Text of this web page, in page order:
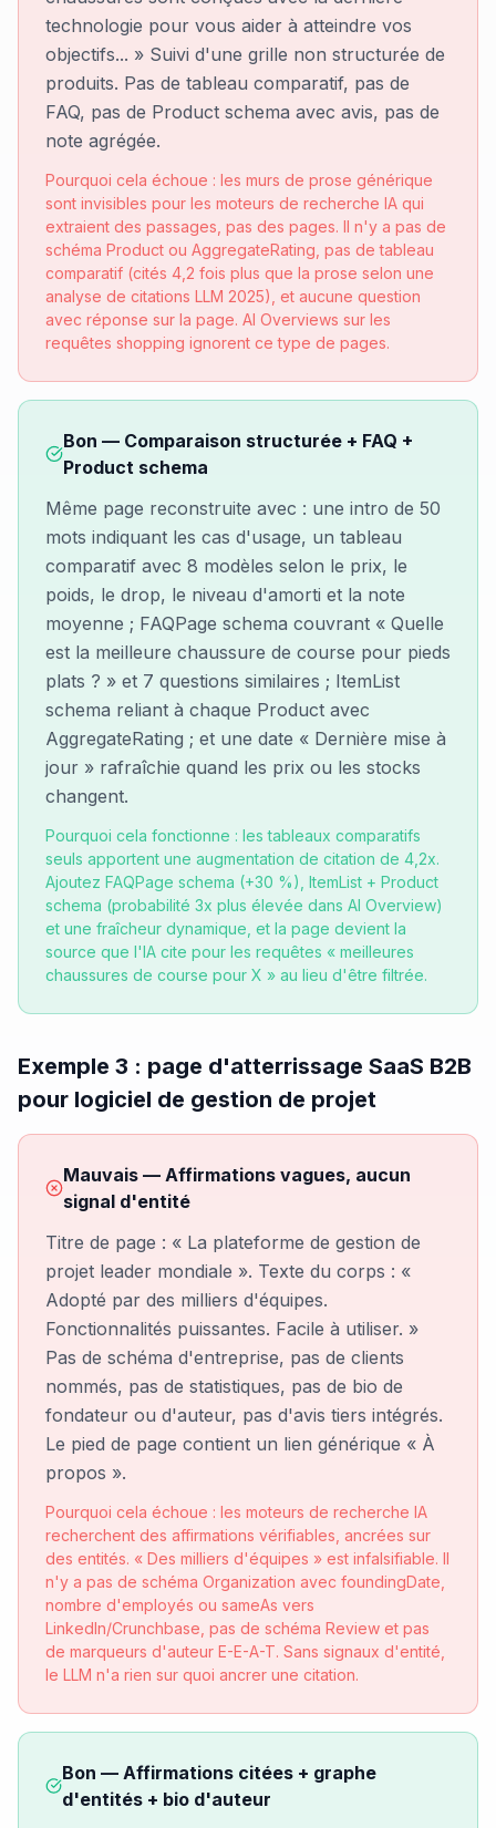
technologie pour vous aider à atteindre vos
objectifs... » Suivi d'une grille non structurée de
produits. Pas de tableau comparatif, pas de
FAQ, pas de Product schema avec avis, pas de
note agrégée.
Pourquoi cela échoue : les murs de prose générique
sont invisibles pour les moteurs de recherche IA qui
extraient des passages, pas des pages. Il n'y a pas de
schéma Product ou AggregateRating, pas de tableau
comparatif (cités 4,2 fois plus que la prose selon une
analyse de citations LLM 2025), et aucune question
avec réponse sur la page. AI Overviews sur les
requêtes shopping ignorent ce type de pages.
Bon — Comparaison structurée + FAQ +
Product schema
Même page reconstruite avec : une intro de 50
mots indiquant les cas d'usage, un tableau
comparatif avec 8 modèles selon le prix, le
poids, le drop, le niveau d'amorti et la note
moyenne ; FAQPage schema couvrant « Quelle
est la meilleure chaussure de course pour pieds
plats ? » et 7 questions similaires ; ItemList
schema reliant à chaque Product avec
AggregateRating ; et une date « Dernière mise à
jour » rafraîchie quand les prix ou les stocks
changent.
Pourquoi cela fonctionne : les tableaux comparatifs
seuls apportent une augmentation de citation de 4,2x.
Ajoutez FAQPage schema (+30 %), ItemList + Product
schema (probabilité 3x plus élevée dans AI Overview)
et une fraîcheur dynamique, et la page devient la
source que l'IA cite pour les requêtes « meilleures
chaussures de course pour X » au lieu d'être filtrée.
Exemple 3 : page d'atterrissage SaaS B2B
pour logiciel de gestion de projet
Mauvais — Affirmations vagues, aucun
signal d'entité
Titre de page : « La plateforme de gestion de
projet leader mondiale ». Texte du corps : «
Adopté par des milliers d'équipes.
Fonctionnalités puissantes. Facile à utiliser. »
Pas de schéma d'entreprise, pas de clients
nommés, pas de statistiques, pas de bio de
fondateur ou d'auteur, pas d'avis tiers intégrés.
Le pied de page contient un lien générique « À
propos ».
Pourquoi cela échoue : les moteurs de recherche IA
recherchent des affirmations vérifiables, ancrées sur
des entités. « Des milliers d'équipes » est infalsifiable. Il
n'y a pas de schéma Organization avec foundingDate,
nombre d'employés ou sameAs vers
LinkedIn/Crunchbase, pas de schéma Review et pas
de marqueurs d'auteur E-E-A-T. Sans signaux d'entité,
le LLM n'a rien sur quoi ancrer une citation.
Bon — Affirmations citées + graphe
d'entités + bio d'auteur